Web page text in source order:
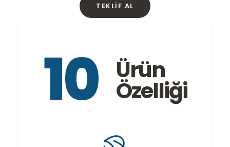
TEKLIF AL
10 Ürün
Özelliği